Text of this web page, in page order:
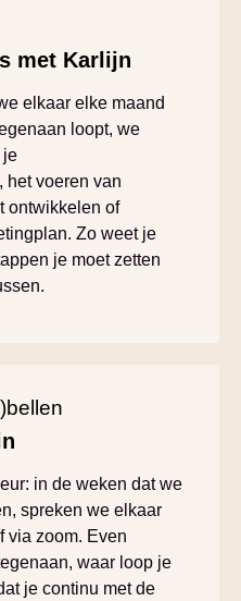
met Karlijn
elkaar elke maand
loopt, we
je
het voeren van
ontwikkelen of
Zo weet je
je moet zetten
in de weken dat we
spreken we elkaar
via zoom. Even
waar loop je
je continu met de